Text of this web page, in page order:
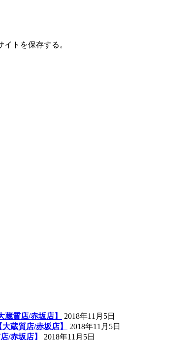
トを保存する。
質店/赤坂店】
2018年11月5日
蔵質店/赤坂店】
2018年11月5日
/赤坂店】
2018年11月5日